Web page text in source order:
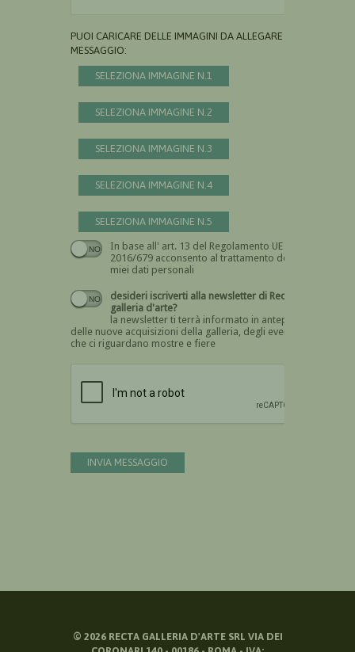
PUOI CARICARE DELLE IMMAGINI DA ALLEGARE AL
MESSAGGIO:
SELEZIONA IMMAGINE N.1
SELEZIONA IMMAGINE N.2
SELEZIONA IMMAGINE N.3
SELEZIONA IMMAGINE N.4
SELEZIONA IMMAGINE N.5
In base all' art. 13 del Regolamento UE n.
2016/679 acconsento al trattamento dei
miei dati personali
Devi dare il consenso
desideri iscriverti alla newsletter di Recta
galleria d'arte?
la newsletter ti terrà informato in anteprima
delle nuove acquisizioni della galleria, degli eventi
che ci riguardano mostre e fiere
INVIA MESSAGGIO
© 2026RECTA GALLERIA D'ARTE SRL VIA DEI